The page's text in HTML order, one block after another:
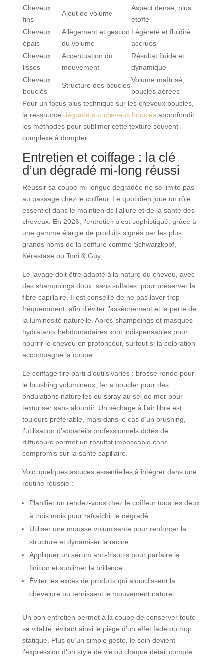
Cheveux
fins
Ajout de volume
Aspect dense, plus
étoffé
Cheveux
épais
Allègement et gestion
du volume
Légèreté et fluidité
accrues
Cheveux
lisses
Accentuation du
mouvement
Résultat fluide et
dynamique
Cheveux
bouclés
Structure des boucles
Volume maîtrisé,
boucles aérées
Pour un focus plus technique sur les cheveux bouclés,
la ressource dégradé sur cheveux bouclésapprofondit
les méthodes pour sublimer cette texture souvent
complexe à dompter.
Entretien et coiffage : la clé
d’un dégradé mi-long réussi
Réussir sa coupe mi-longue dégradée ne se limite pas
au passage chez le coiffeur. Le quotidien joue un rôle
essentiel dans le maintien de l’allure et de la santé des
cheveux. En 2026, l’entretien s’est sophistiqué, grâce à
une gamme élargie de produits signés par les plus
grands noms de la coiffure comme Schwarzkopf,
Kérastase ou Toni & Guy.
Le lavage doit être adapté à la nature du cheveu, avec
des shampoings doux, sans sulfates, pour préserver la
fibre capillaire. Il est conseillé de ne pas laver trop
fréquemment, afin d’éviter l’assèchement et la perte de
la luminosité naturelle. Après-shampoings et masques
hydratants hebdomadaires sont indispensables pour
nourrir le cheveu en profondeur, surtout si la coloration
accompagne la coupe.
Le coiffage tire parti d’outils variés : brosse ronde pour
le brushing volumineux, fer à boucler pour des
ondulations naturelles ou spray au sel de mer pour
texturiser sans alourdir. Un séchage à l’air libre est
toujours préférable, mais dans le cas d’un brushing,
l’utilisation d’appareils professionnels dotés de
diffuseurs permet un résultat impeccable sans
compromis sur la santé capillaire.
Voici quelques astuces essentielles à intégrer dans une
routine réussie :
Planifier un rendez-vous chez le coiffeur tous les deux
à trois mois pour rafraîchir le dégradé.
Utiliser une mousse volumisante pour renforcer la
structure et dynamiser la racine.
Appliquer un sérum anti-frisottis pour parfaire la
finition et sublimer la brillance.
Éviter les excès de produits qui alourdissent la
chevelure ou ternissent le mouvement naturel.
Un bon entretien permet à la coupe de conserver toute
sa vitalité, évitant ainsi le piège d’un effet fade ou trop
statique. Plus qu’un simple geste, le soin devient
l’expression d’un style de vie où chaque détail compte.